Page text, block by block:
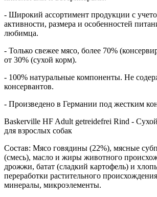
- Широкий ассортимент продукции с
активности, размера и особенностей
любимца.
- Только свежее мясо, более 70%
от 30% (сухой корм).
- 100% натуральные компоненты. Не
консервантов.
- Произведено в Германии под жестким
Baskerville HF Adult getreidefrei Rind -
для взрослых собак
Состав: Мясо говядины (22%), мясные
(смесь), масло и жиры животного
дрожжи, батат (сладкий картофель) и
переработки растительного
минералы, микроэлементы.